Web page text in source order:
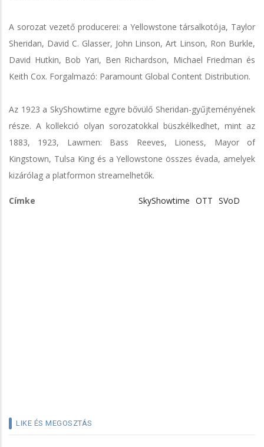
A sorozat vezető producerei: a Yellowstone társalkotója, Taylor
Sheridan, David C. Glasser, John Linson, Art Linson, Ron Burkle,
David Hutkin, Bob Yari, Ben Richardson, Michael Friedman és
Keith Cox. Forgalmazó: Paramount Global Content Distribution.
Az 1923 a SkyShowtime egyre bővülő Sheridan-gyűjteményének
része. A kollekció olyan sorozatokkal büszkélkedhet, mint az
1883, 1923, Lawmen: Bass Reeves, Lioness, Mayor of
Kingstown, Tulsa King és a Yellowstone összes évada, amelyek
kizárólag a platformon streamelhetők.
Címke SkyShowtime OTT SVoD
LIKE ÉS MEGOSZTÁS